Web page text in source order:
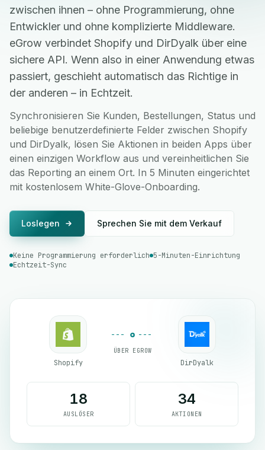
zwischen ihnen – ohne Programmierung, ohne
Entwickler und ohne komplizierte Middleware.
eGrow verbindet Shopify und DirDyalk über eine
sichere API. Wenn also in einer Anwendung etwas
passiert, geschieht automatisch das Richtige in
der anderen – in Echtzeit.
Synchronisieren Sie Kunden, Bestellungen, Status und
beliebige benutzerdefinierte Felder zwischen Shopify
und DirDyalk, lösen Sie Aktionen in beiden Apps über
einen einzigen Workflow aus und vereinheitlichen Sie
das Reporting an einem Ort. In 5 Minuten eingerichtet
mit kostenlosem White-Glove-Onboarding.
Loslegen Sprechen Sie mit dem Verkauf
Keine Programmierung erforderlich 5-Minuten-Einrichtung
Echtzeit-Sync
Shopify
ÜBER EGROW
DirDyalk
18
AUSLÖSER
34
AKTIONEN